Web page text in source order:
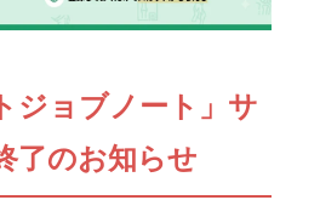
ジョブノート」サ
了のお知らせ